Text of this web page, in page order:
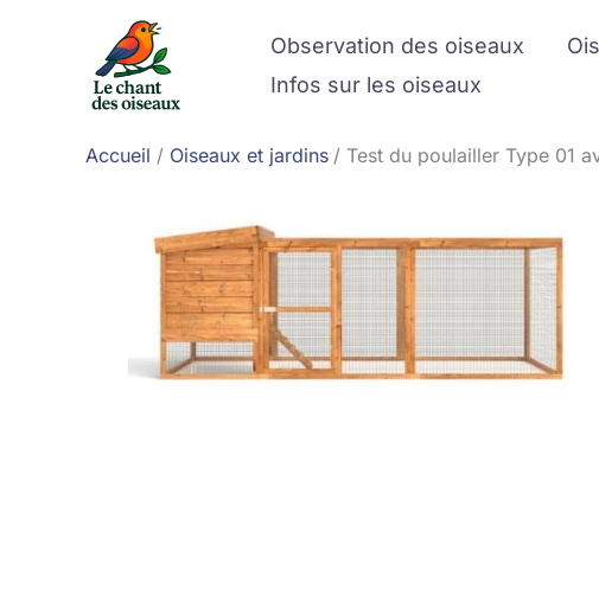
Observation des oiseaux
Infos sur les oiseaux
Accueil Oiseaux et jardins Test du poulailler Type 01